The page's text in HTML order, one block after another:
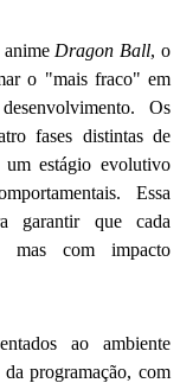
Dragon Ball, o
o "mais fraco" em
Os
fases distintas de
um estágio evolutivo
Essa
garantir que cada
mas com impacto
ao ambiente
programação, com